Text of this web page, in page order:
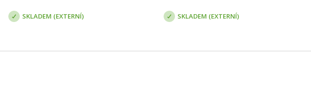
SKLADEM (EXTERNÍ) SKLADEM (EXTERNÍ)